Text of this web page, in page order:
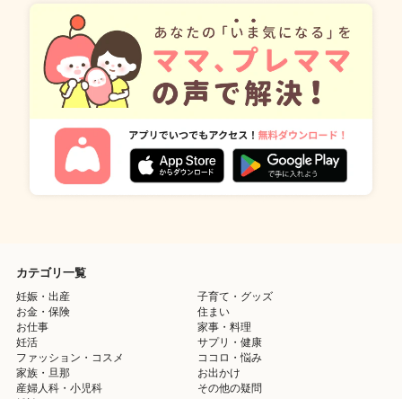
カテゴリ一覧
妊娠・出産
子育て・グッズ
お金・保険
住まい
お仕事
家事・料理
妊活
サプリ・健康
ファッション・コスメ
ココロ・悩み
家族・旦那
お出かけ
産婦人科・小児科
その他の疑問